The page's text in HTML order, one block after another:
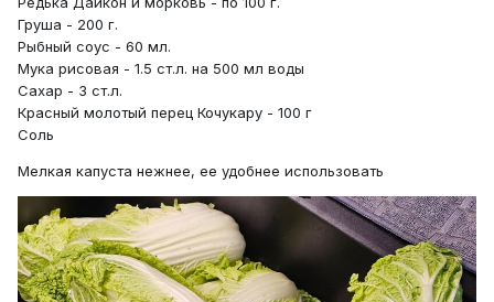
Груша - 200 г.
Рыбный соус - 60 мл.
Мука рисовая - 1.5 ст.л. на 500 мл воды
Сахар - 3 ст.л.
Красный молотый перец Кочукару - 100 г
Соль
Мелкая капуста нежнее, ее удобнее использовать